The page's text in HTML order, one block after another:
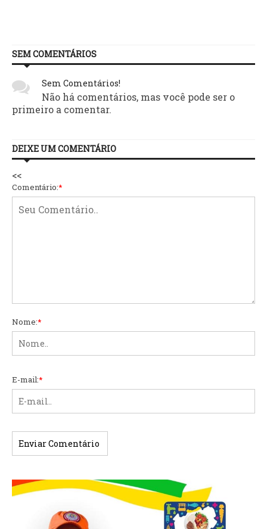
SEM COMENTÁRIOS
Sem Comentários!
Não há comentários, mas você pode ser o
primeiro a comentar.
DEIXE UM COMENTÁRIO
<<
Comentário:*
Nome:*
E-mail:*